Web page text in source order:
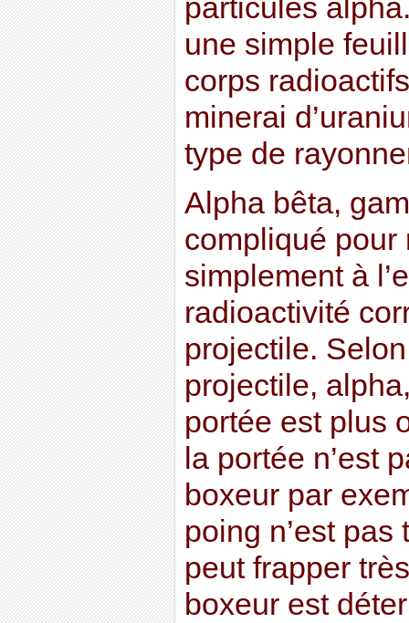
particules
une simple
corps
minerai
type de
Alpha bêta,
compliqué pour
simplement à
radioactivité
projectile.
projectile,
portée est plus
la portée n’est
boxeur par
poing n’est
peut frapper
boxeur est